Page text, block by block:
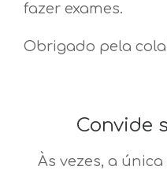
fazer exames.
Obrigado pela
Convide
Às vezes, a